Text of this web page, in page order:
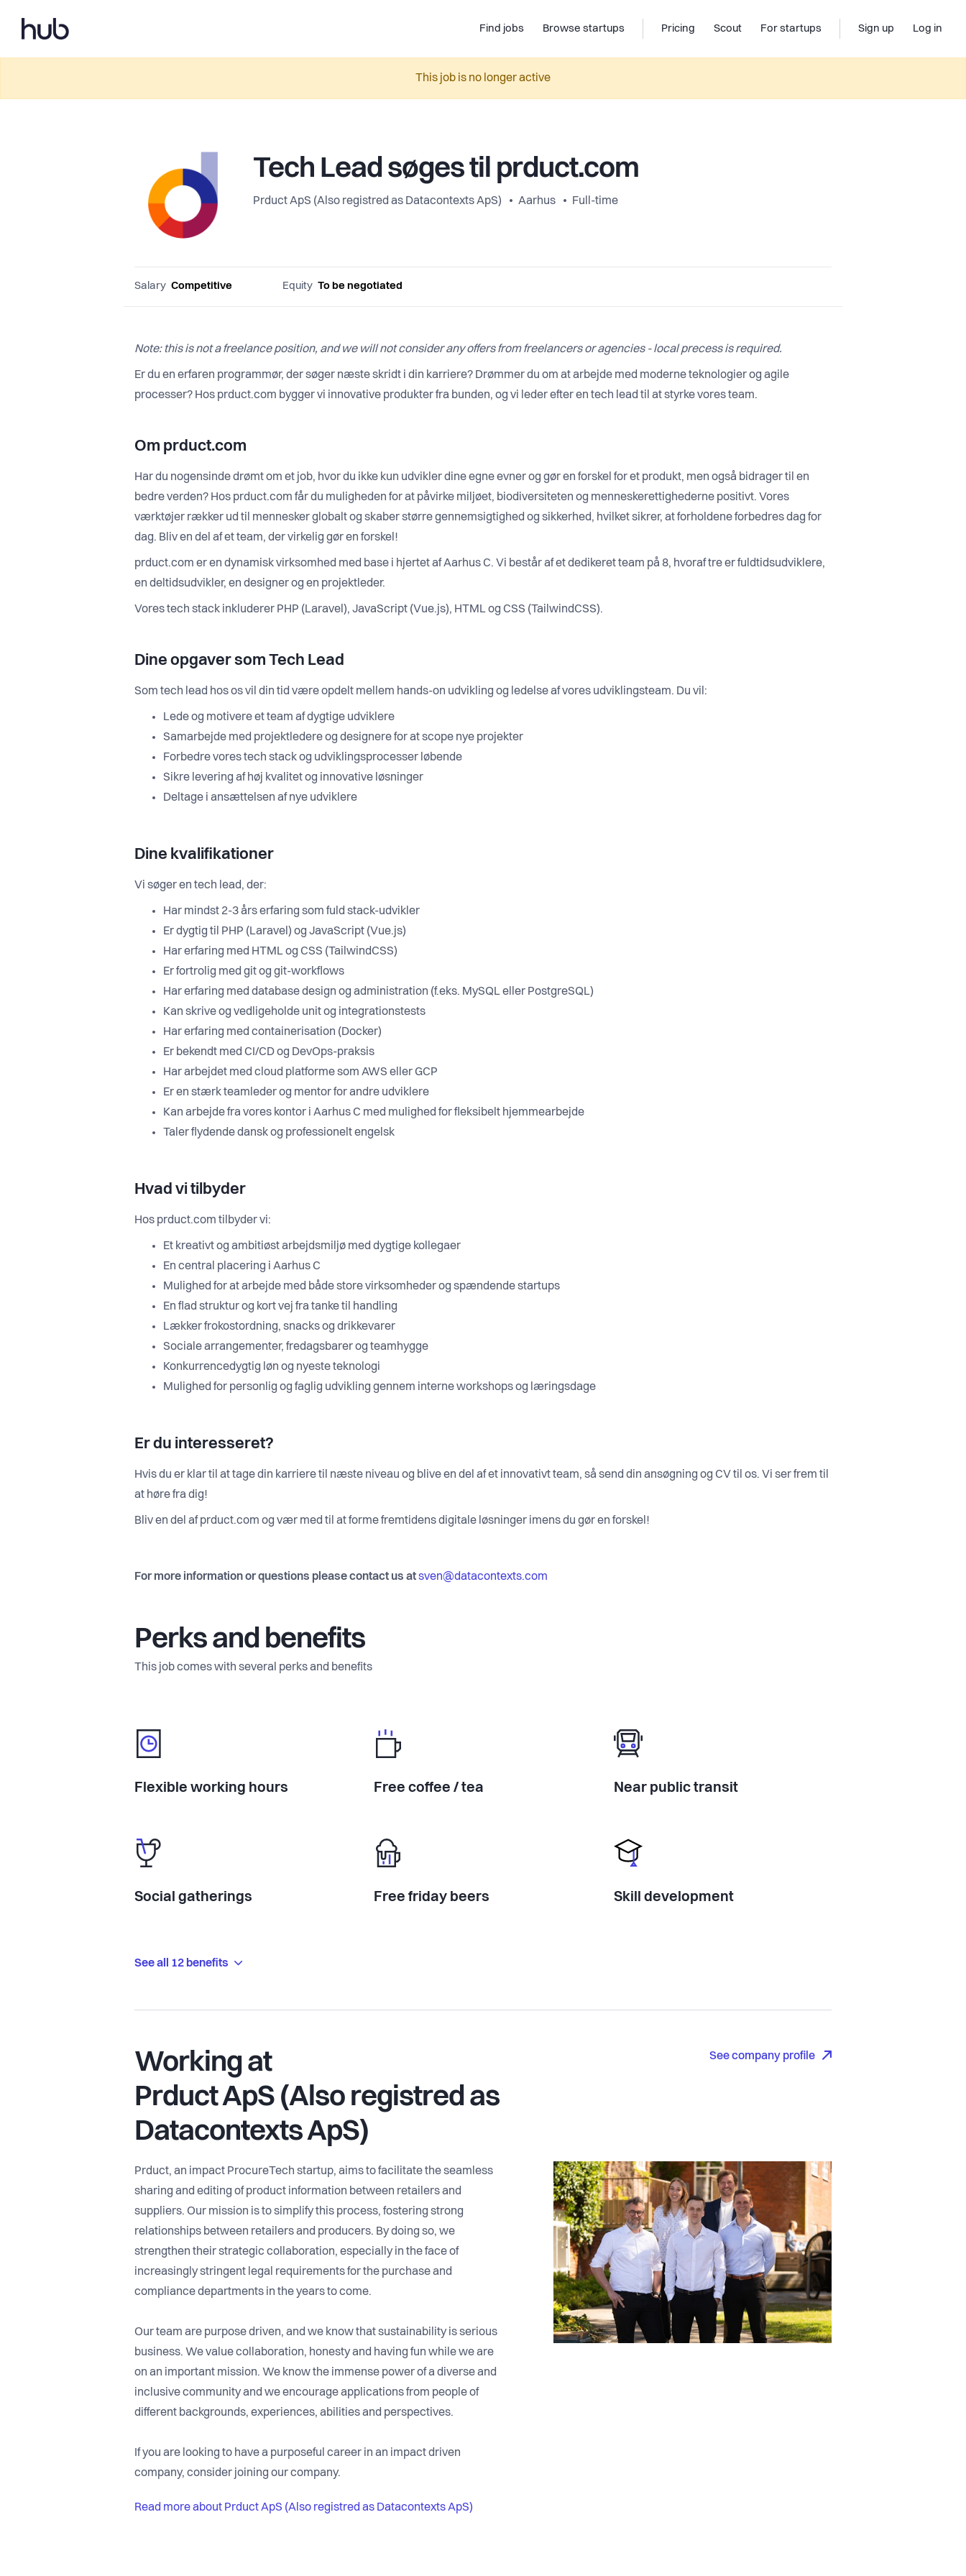
Find jobs Browse startups Pricing Scout For startups Sign up Log in
This job is no longer active
Tech Lead søges til prduct.com
Prduct ApS (Also registred as Datacontexts ApS) Aarhus Full-time
Salary Competitive Equity To be negotiated
Note: this is not a freelance position, and we will not consider any offers from freelancers or agencies - local precess is required.
Er du en erfaren programmør, der søger næste skridt i din karriere? Drømmer du om at arbejde med moderne teknologier og agile
processer? Hos prduct.com bygger vi innovative produkter fra bunden, og vi leder efter en tech lead til at styrke vores team.
Om prduct.com
Har du nogensinde drømt om et job, hvor du ikke kun udvikler dine egne evner og gør en forskel for et produkt, men også bidrager til en
bedre verden? Hos prduct.com får du muligheden for at påvirke miljøet, biodiversiteten og menneskerettighederne positivt. Vores
værktøjer rækker ud til mennesker globalt og skaber større gennemsigtighed og sikkerhed, hvilket sikrer, at forholdene forbedres dag for
dag. Bliv en del af et team, der virkelig gør en forskel!
prduct.com er en dynamisk virksomhed med base i hjertet af Aarhus C. Vi består af et dedikeret team på 8, hvoraf tre er fuldtidsudviklere,
en deltidsudvikler, en designer og en projektleder.
Vores tech stack inkluderer PHP (Laravel), JavaScript (Vue.js), HTML og CSS (TailwindCSS).
Dine opgaver som Tech Lead
Som tech lead hos os vil din tid være opdelt mellem hands-on udvikling og ledelse af vores udviklingsteam. Du vil:
Lede og motivere et team af dygtige udviklere
Samarbejde med projektledere og designere for at scope nye projekter
Forbedre vores tech stack og udviklingsprocesser løbende
Sikre levering af høj kvalitet og innovative løsninger
Deltage i ansættelsen af nye udviklere
Dine kvalifikationer
Vi søger en tech lead, der:
Har mindst 2-3 års erfaring som fuld stack-udvikler
Er dygtig til PHP (Laravel) og JavaScript (Vue.js)
Har erfaring med HTML og CSS (TailwindCSS)
Er fortrolig med git og git-workflows
Har erfaring med database design og administration (f.eks. MySQL eller PostgreSQL)
Kan skrive og vedligeholde unit og integrationstests
Har erfaring med containerisation (Docker)
Er bekendt med CI/CD og DevOps-praksis
Har arbejdet med cloud platforme som AWS eller GCP
Er en stærk teamleder og mentor for andre udviklere
Kan arbejde fra vores kontor i Aarhus C med mulighed for fleksibelt hjemmearbejde
Taler flydende dansk og professionelt engelsk
Hvad vi tilbyder
Hos prduct.com tilbyder vi:
Et kreativt og ambitiøst arbejdsmiljø med dygtige kollegaer
En central placering i Aarhus C
Mulighed for at arbejde med både store virksomheder og spændende startups
En flad struktur og kort vej fra tanke til handling
Lækker frokostordning, snacks og drikkevarer
Sociale arrangementer, fredagsbarer og teamhygge
Konkurrencedygtig løn og nyeste teknologi
Mulighed for personlig og faglig udvikling gennem interne workshops og læringsdage
Er du interesseret?
Hvis du er klar til at tage din karriere til næste niveau og blive en del af et innovativt team, så send din ansøgning og CV til os. Vi ser frem til
at høre fra dig!
Bliv en del af prduct.com og vær med til at forme fremtidens digitale løsninger imens du gør en forskel!
For more information or questions please contact us atsven@datacontexts.com
Perks and benefits
This job comes with several perks and benefits
Flexible working hours Free coffee / tea Near public transit
Social gatherings Free friday beers Skill development
See all 12 benefits
Working at
Prduct ApS (Also registred as
Datacontexts ApS)
See company profile
Prduct, an impact ProcureTech startup, aims to facilitate the seamless
sharing and editing of product information between retailers and
suppliers. Our mission is to simplify this process, fostering strong
relationships between retailers and producers. By doing so, we
strengthen their strategic collaboration, especially in the face of
increasingly stringent legal requirements for the purchase and
compliance departments in the years to come.
Our team are purpose driven, and we know that sustainability is serious
business. We value collaboration, honesty and having fun while we are
on an important mission. We know the immense power of a diverse and
inclusive community and we encourage applications from people of
different backgrounds, experiences, abilities and perspectives.
If you are looking to have a purposeful career in an impact driven
company, consider joining our company.
Read more about Prduct ApS (Also registred as Datacontexts ApS)